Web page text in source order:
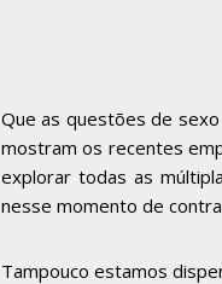
Que as questões de
mostram os recentes
explorar todas as
nesse momento de
Tampouco estamos